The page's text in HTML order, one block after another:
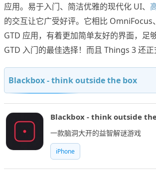
应用。易于入门、简洁优雅的现代化 UI、
的交互让它广受好评。它相比 OmniFocus
GTD 应用，有着更加简单友好的界面，足
GTD 入门的最佳选择！而且 Things 3 还正
Blackbox - think outside the box
Blackbox - think outside
一款脑洞大开的益智解谜游戏
iPhone